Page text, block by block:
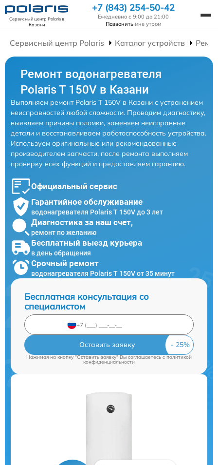
Сервисный центр Polarisв
Казани
+7 (843) 254-50-42
Ежедневно с 9:00 до 21:00
Позвонить мне утром
Сервисный центр Polaris Каталог устройств
Ремонт водонагревателя
Polaris T 150V в Казани
Выполняем ремонт Polaris T 150V в Казани с устранением
неисправностей любой сложности. Проводим диагностику,
выявляем причины поломки, заменяем неисправные
детали и восстанавливаем работоспособность устройства.
Используем оригинальные или рекомендованные
производителем запчасти, после ремонта выполняем
проверку всех функций и предоставляем гарантию.
Официальный сервис
Гарантийное обслуживание
водонагревателя Polaris T 150V до 3 лет
Диагностика за наш счет,
ремонт по желанию
Бесплатный выезд курьера
в день обращения
Срочный ремонт
водонагревателя Polaris T 150V от 35 минут
Бесплатная консультация со
специалистом
Оставить заявку
Нажимая на кнопку "Оставить заявку" Вы соглашаетесь cполитикой
конфиденциальности